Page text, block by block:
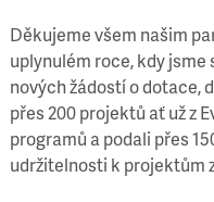
KARIÉRA
KONTAKT
Děkujeme všem našim
uplynulém roce, kdy
nových žádostí o dotace,
přes 200 projektů ať už z
programů a podali přes
udržitelnosti k projektům